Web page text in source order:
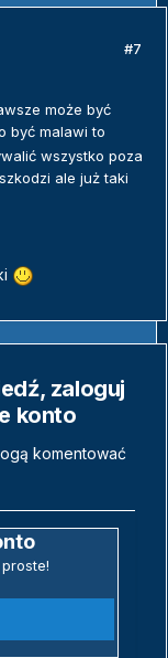
#7
może być
być malawi to
wszystko poza
ale już taki
zaloguj
konto
komentować